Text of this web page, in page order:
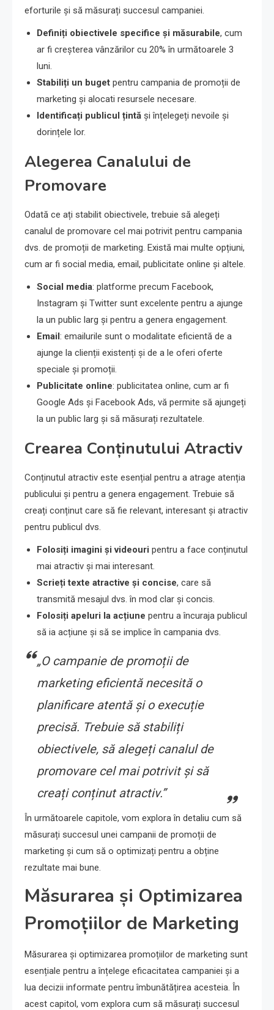
eforturile și să măsurați succesul campaniei.
Definiți obiectivele specifice și măsurabile, cum
ar fi creșterea vânzărilor cu 20% în următoarele 3
luni.
Stabiliți un buget pentru campania de promoții de
marketing și alocati resursele necesare.
Identificați publicul țintă și înțelegeți nevoile și
dorințele lor.
Alegerea Canalului de
Promovare
Odată ce ați stabilit obiectivele, trebuie să alegeți
canalul de promovare cel mai potrivit pentru campania
dvs. de promoții de marketing. Există mai multe opțiuni,
cum ar fi social media, email, publicitate online și altele.
Social media: platforme precum Facebook,
Instagram și Twitter sunt excelente pentru a ajunge
la un public larg și pentru a genera engagement.
Email: emailurile sunt o modalitate eficientă de a
ajunge la clienții existenți și de a le oferi oferte
speciale și promoții.
Publicitate online: publicitatea online, cum ar fi
Google Ads și Facebook Ads, vă permite să ajungeți
la un public larg și să măsurați rezultatele.
Crearea Conținutului Atractiv
Conținutul atractiv este esențial pentru a atrage atenția
publicului și pentru a genera engagement. Trebuie să
creați conținut care să fie relevant, interesant și atractiv
pentru publicul dvs.
Folosiți imagini și videouri pentru a face conținutul
mai atractiv și mai interesant.
Scrieți texte atractive și concise, care să
transmită mesajul dvs. în mod clar și concis.
Folosiți apeluri la acțiune pentru a încuraja publicul
să ia acțiune și să se implice în campania dvs.
„O campanie de promoții de
marketing eficientă necesită o
planificare atentă și o execuție
precisă. Trebuie să stabiliți
obiectivele, să alegeți canalul de
promovare cel mai potrivit și să
creați conținut atractiv.”
În următoarele capitole, vom explora în detaliu cum să
măsurați succesul unei campanii de promoții de
marketing și cum să o optimizați pentru a obține
rezultate mai bune.
Măsurarea și Optimizarea
Promoțiilor de Marketing
Măsurarea și optimizarea promoțiilor de marketing sunt
esențiale pentru a înțelege eficacitatea campaniei și a
lua decizii informate pentru îmbunătățirea acesteia. În
acest capitol, vom explora cum să măsurați succesul